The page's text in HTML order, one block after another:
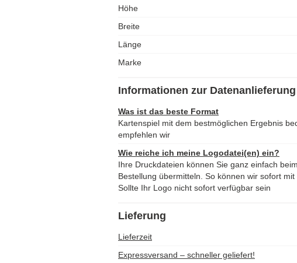
Höhe
Breite
Länge
Marke
Informationen zur Datenanlieferung
Was ist das beste Format
Kartenspiel mit dem bestmöglichen Ergebnis
empfehlen wir
Wie reiche ich meine Logodatei(en) ein?
Ihre Druckdateien können Sie ganz einfach
Bestellung übermitteln. So können wir sofort mit
Sollte Ihr Logo nicht sofort verfügbar sein
Lieferung
Lieferzeit
Expressversand – schneller geliefert!